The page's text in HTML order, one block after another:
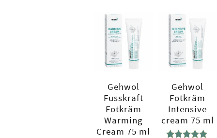
Gehwol
Fusskraft
Fotkräm
Warming
Cream 75 ml
Gehwol
Fotkräm
Intensive
cream 75 ml